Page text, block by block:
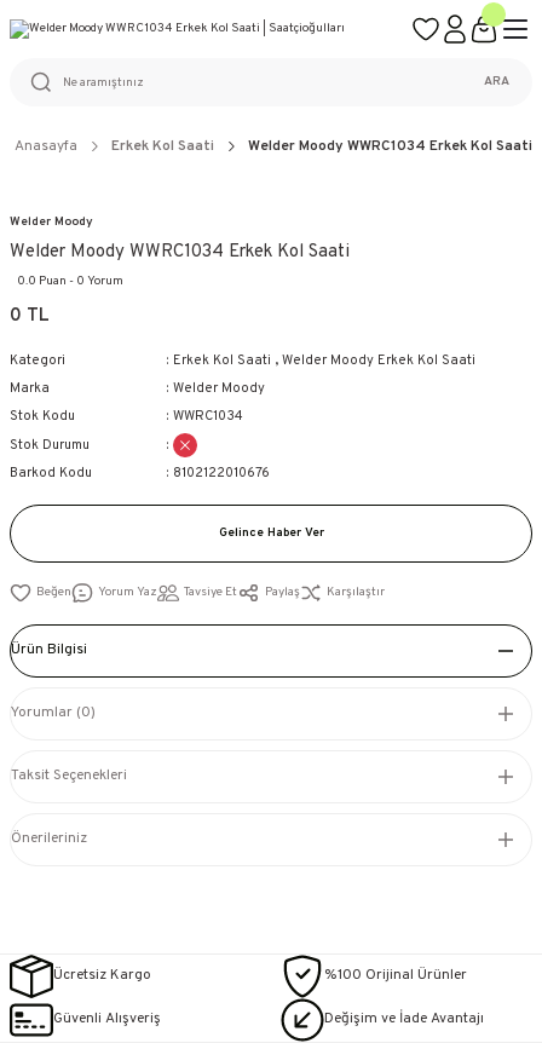
%100 ORİJİNAL ÜRÜN GARANTİSİ
ARA
Anasayfa Erkek Kol Saati Welder Moody WWRC1034 Erkek Kol Saati
Welder Moody
Welder Moody WWRC1034 Erkek Kol Saati
0.0 Puan - 0 Yorum
0 TL
Kategori Erkek Kol Saati , Welder Moody Erkek Kol Saati
Marka
Welder Moody
Stok Kodu
WWRC1034
Stok Durumu
Barkod Kodu
8102122010676
Gelince Haber Ver
Yorum Yaz Tavsiye Et Paylaş Karşılaştır
Ürün Bilgisi
Yorumlar (0)
Taksit Seçenekleri
Önerileriniz
Ücretsiz Kargo %100 Orijinal Ürünler
Güvenli Alışveriş Değişim ve İade Avantajı